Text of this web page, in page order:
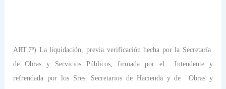
ART.7º) La liquidación, previa verificación hecha por la Secretaría
de Obras y Servicios Públicos, firmada por el
Intendente y
refrendada por los Sres. Secretarios de Hacienda y de
Obras y